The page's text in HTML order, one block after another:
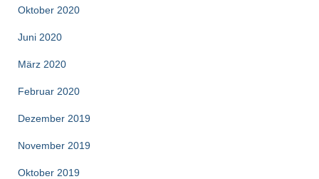
Oktober 2020
Juni 2020
März 2020
Februar 2020
Dezember 2019
November 2019
Oktober 2019